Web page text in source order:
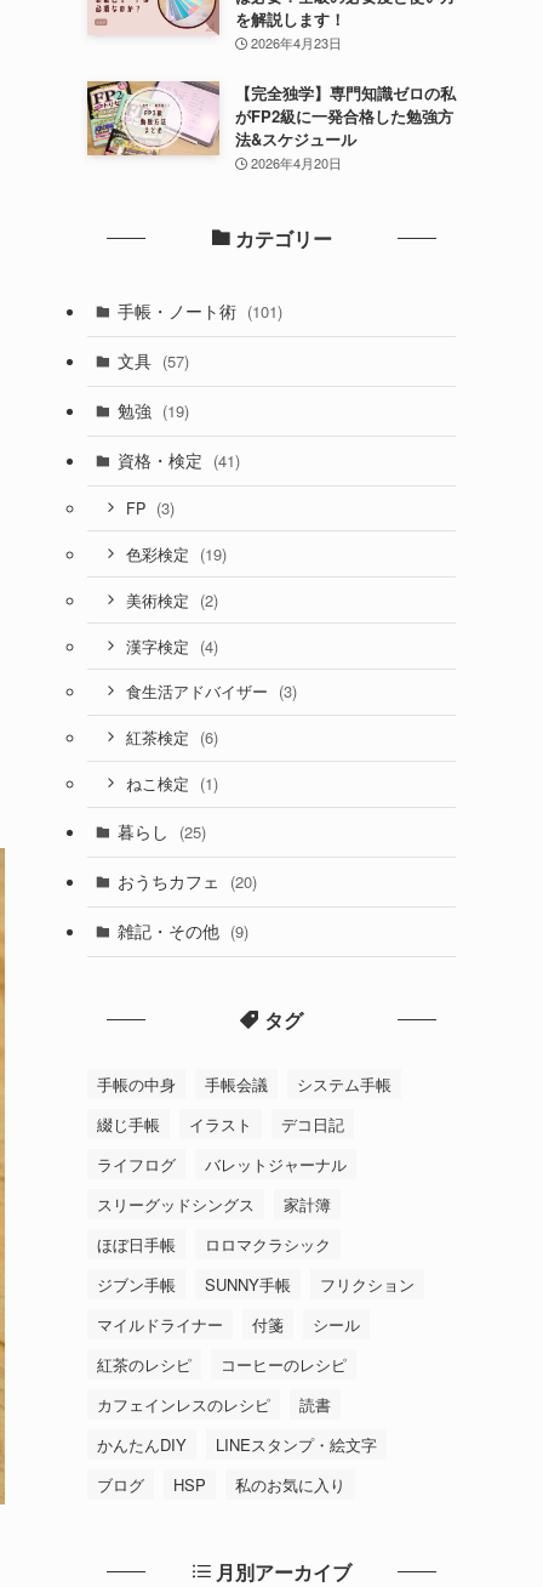
を解説します！
2026年4月23日
【完全独学】専門知識ゼロの私
がFP2級に一発合格した勉強方
法&スケジュール
2026年4月20日
カテゴリー
手帳・ノート術 (101)
文具 (57)
勉強 (19)
資格・検定 (41)
FP (3)
色彩検定 (19)
美術検定 (2)
漢字検定 (4)
食生活アドバイザー (3)
紅茶検定 (6)
ねこ検定 (1)
暮らし (25)
おうちカフェ (20)
雑記・その他 (9)
タグ
手帳の中身 手帳会議
システム手帳
綴じ手帳
イラスト
デコ日記
ライフログ
バレットジャーナル
スリーグッドシングス
家計簿
ほぼ日手帳
ロロマクラシック
ジブン手帳
SUNNY手帳
フリクション
マイルドライナー
付箋
シール
紅茶のレシピ
コーヒーのレシピ
カフェインレスのレシピ
読書
かんたんDIY
LINEスタンプ・絵文字
ブログ
HSP 私のお気に入り
月別アーカイブ